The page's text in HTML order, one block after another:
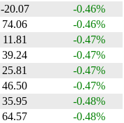
-20.07
-0.46%
74.06
-0.46%
11.81
-0.47%
39.24
-0.47%
25.81
-0.47%
46.50
-0.47%
35.95
-0.48%
64.57
-0.48%